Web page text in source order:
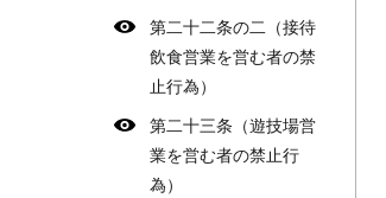
第二十二条の二（接待
飲食営業を営む者の禁
止行為）
第二十三条（遊技場営
業を営む者の禁止行
為）